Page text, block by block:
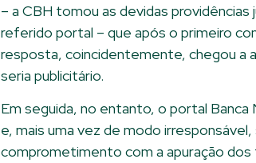
– a CBH tomou as devidas
referido portal – que após o primeiro
resposta, coincidentemente, chegou a
seria publicitário.
Em seguida, no entanto, o portal Banca
e, mais uma vez de modo
comprometimento com a apuração